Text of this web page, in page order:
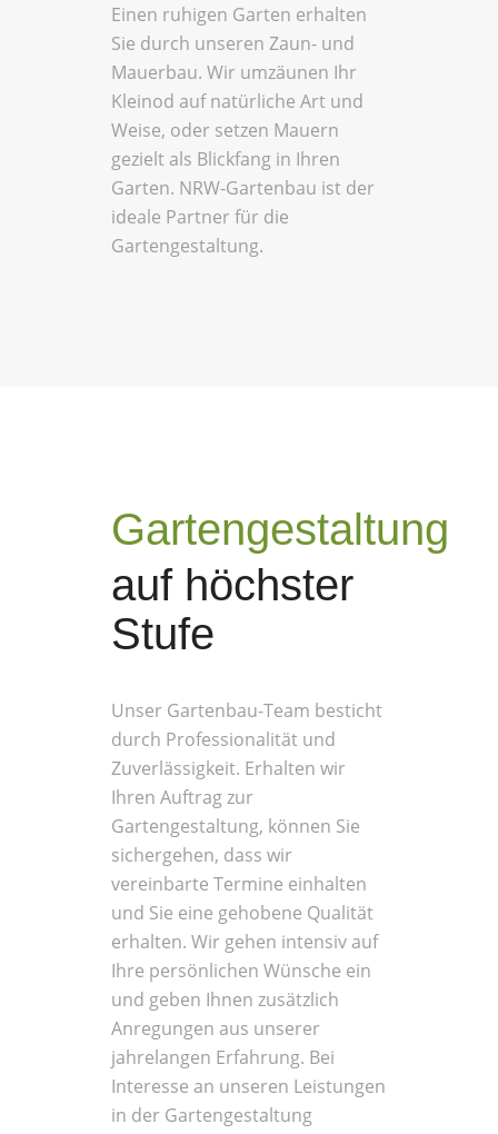
Einen ruhigen Garten erhalten
Sie durch unseren Zaun- und
Mauerbau. Wir umzäunen Ihr
Kleinod auf natürliche Art und
Weise, oder setzen Mauern
gezielt als Blickfang in Ihren
Garten. NRW-Gartenbau ist der
ideale Partner für die
Gartengestaltung.
Gartengestaltung
auf höchster
Stufe
Unser Gartenbau-Team besticht
durch Professionalität und
Zuverlässigkeit. Erhalten wir
Ihren Auftrag zur
Gartengestaltung, können Sie
sichergehen, dass wir
vereinbarte Termine einhalten
und Sie eine gehobene Qualität
erhalten. Wir gehen intensiv auf
Ihre persönlichen Wünsche ein
und geben Ihnen zusätzlich
Anregungen aus unserer
jahrelangen Erfahrung. Bei
Interesse an unseren Leistungen
in der Gartengestaltung